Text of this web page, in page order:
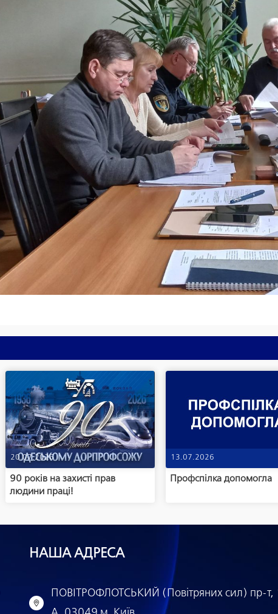
20.07.2026
90 років на захисті прав
людини праці!
13.07.2026
Профспілка допомогла
НАША АДРЕСА
ПОВІТРОФЛОТСЬКИЙ (Повітряних сил) пр-т,